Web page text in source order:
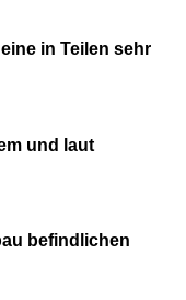
in Teilen sehr
und laut
befindlichen